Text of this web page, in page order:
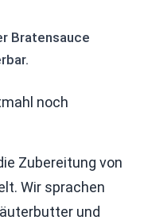
Bratensauce
noch
Zubereitung von
Wir sprachen
und